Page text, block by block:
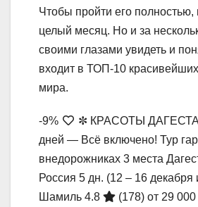
Чтобы пройти его полностью,
целый месяц. Но и за
своими глазами увидеть и
входит в ТОП-10
мира.
-9%
✼ КРАСОТЫ
дней — Всё включено! Тур
внедорожниках 3 места
Россия 5 дн. (12 – 16 декабря
Шамиль 4.8
(178) от 29 000